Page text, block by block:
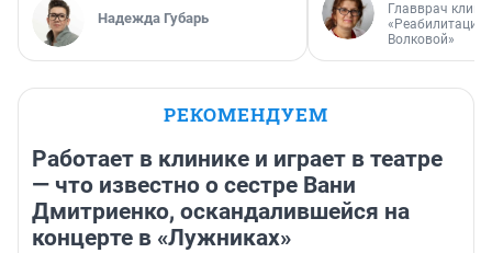
Надежда Губарь
Главврач
«Реабилитация
Волковой»
РЕКОМЕНДУЕМ
Работает в клинике и играет в театре
— что известно о сестре Вани
Дмитриенко, оскандалившейся на
концерте в «Лужниках»